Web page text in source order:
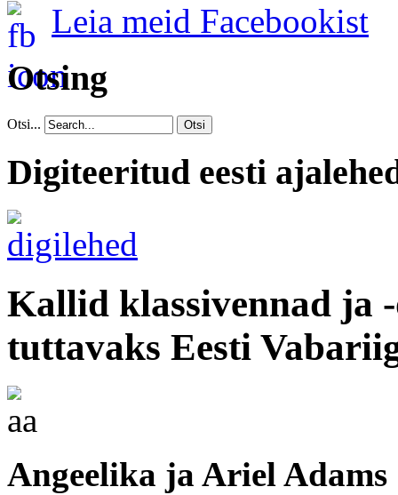
Leia meid Facebookist
Otsing
Otsi... Otsi
Digiteeritud eesti
Kallid klassivennad ja
tuttavaks Eesti
Angeelika ja Ariel Adams